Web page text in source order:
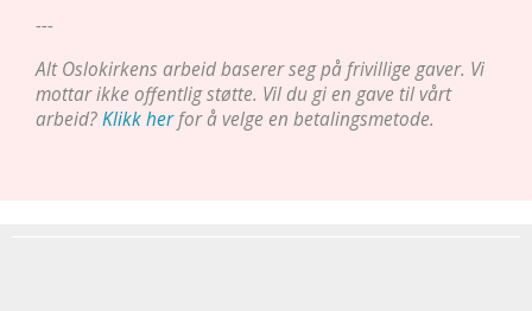
---
Alt Oslokirkens arbeid baserer seg på frivillige gaver. Vi
mottar ikke offentlig støtte. Vil du gi en gave til vårt
arbeid?Klikk herfor å velge en betalingsmetode.